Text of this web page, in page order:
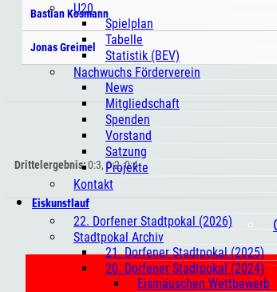
U20
Spielplan
Tabelle
Statistik (BEV)
Nachwuchs Förderverein
News
Mitgliedschaft
Spenden
Vorstand
Satzung
Projekte
Kontakt
Eiskunstlauf
22. Dorfener Stadtpokal (2026)
Stadtpokal Archiv
21. Dorfener Stadtpokal (2025)
20. Dorfener Stadtpokal (2024)
Eismäuschen Wettbewerb
Bastian Kosmann
Jonas Greimel
Drittelergebnis 0:3, 0:2, 0:4